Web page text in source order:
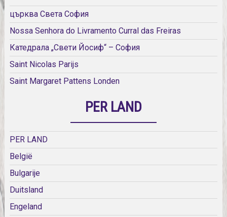
църква Света София
Nossa Senhora do Livramento Curral das Freiras
Катедрала „Свети Йосиф“ – София
Saint Nicolas Parijs
Saint Margaret Pattens Londen
PER LAND
PER LAND
België
Bulgarije
Duitsland
Engeland